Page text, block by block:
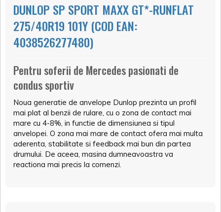
DUNLOP SP SPORT MAXX GT*-RUNFLAT
275/40R19 101Y (COD EAN:
4038526277480)
Pentru soferii de Mercedes pasionati de
condus sportiv
Noua generatie de anvelope Dunlop prezinta un profil
mai plat al benzii de rulare, cu o zona de contact mai
mare cu 4-8%, in functie de dimensiunea si tipul
anvelopei. O zona mai mare de contact ofera mai multa
aderenta, stabilitate si feedback mai bun din partea
drumului. De aceea, masina dumneavoastra va
reactiona mai precis la comenzi.